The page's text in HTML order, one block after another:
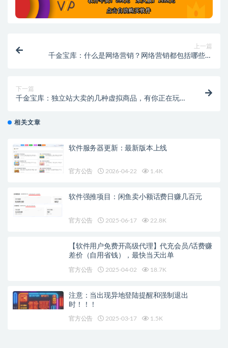
上一篇
千金宝库：什么是网络营销？网络营销都包括哪些内
下一篇
千金宝库：独立站大卖的几种虚拟商品，有你正在玩的
相关文章
软件服务器更新：最新版本上线
官方公告 2026-04-22 1.4K
软件强推项目：闲鱼卖小额话费日赚几百元
官方公告 2025-06-17 22.8K
【软件用户免费开高级代理】代充会员/话费赚
差价（自用省钱），最快当天出单
官方公告 2025-04-02 18.7K
注意：当出现异地登陆提醒和强制退出
时！！！
官方公告 2025-03-17 1.5K